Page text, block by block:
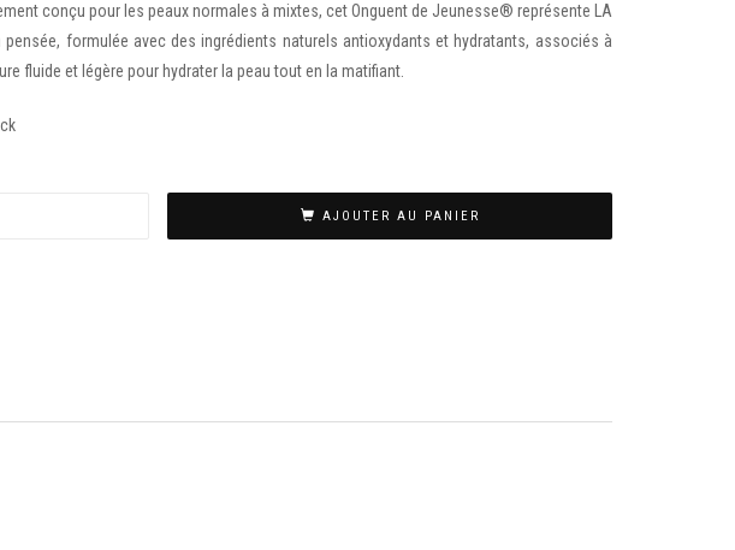
conçu pour les peaux normales à mixtes, cet Onguent de Jeunesse® représente LA
pensée, formulée avec des ingrédients naturels antioxydants et hydratants, associés à
fluide et légère pour hydrater la peau tout en la matifiant.
AJOUTER AU PANIER